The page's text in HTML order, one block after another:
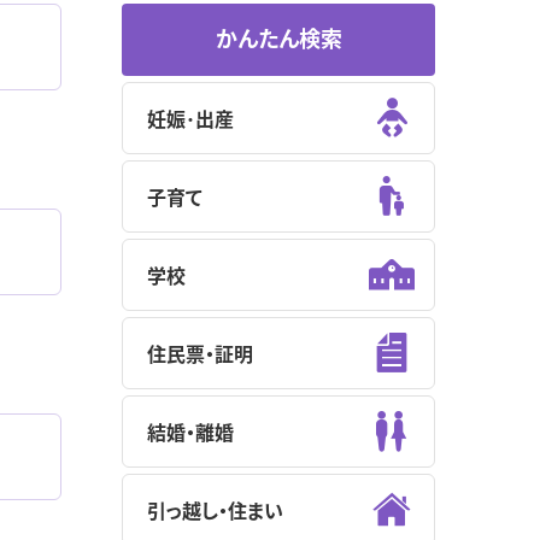
かんたん検索
妊娠･出産
子育て
学校
住民票・証明
結婚・離婚
引っ越し・住まい